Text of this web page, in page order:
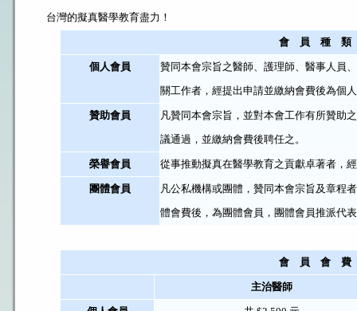
台灣的擬真醫學教育盡力！
會 員 種 類
個人會員
贊同本會宗旨之醫師、護理師、醫事人員
關工作者，經提出申請並繳納會費後為個
贊助會員
凡贊同本會宗旨，並對本會工作有所贊助
議通過，並繳納會費後聘任之。
榮譽會員 從事推動擬真在醫學教育之貢獻卓著者，
團體會員
凡公私機構或團體，贊同本會宗旨及章程
體會費後，為團體會員，團體會員推派代
會 員 會 費
主治醫師